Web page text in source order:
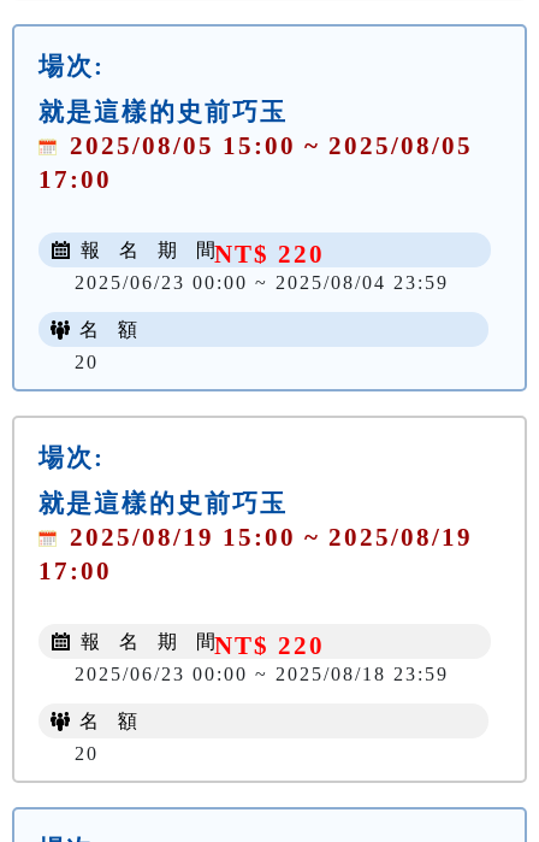
場次:
就是這樣的史前巧玉
2025/08/05 15:00 ~ 2025/08/05
17:00
NT$ 220
報 名 期 間
2025/06/23 00:00 ~ 2025/08/04 23:59
名 額
20
場次:
就是這樣的史前巧玉
2025/08/19 15:00 ~ 2025/08/19
17:00
NT$ 220
報 名 期 間
2025/06/23 00:00 ~ 2025/08/18 23:59
名 額
20